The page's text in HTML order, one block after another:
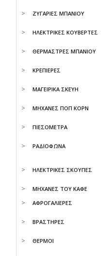
ΖΥΓΑΡΙΕΣ ΜΠΑΝΙΟΥ
ΗΛΕΚΤΡΙΚΕΣ ΚΟΥΒΕΡΤΕΣ
ΘΕΡΜΑΣΤΡΕΣ ΜΠΑΝΙΟΥ
ΚΡΕΠΙΕΡΕΣ
ΜΑΓΕΙΡΙΚΑ ΣΚΕΥΗ
ΜΗΧΑΝΕΣ ΠΟΠ ΚΟΡΝ
ΠΙΕΣΟΜΕΤΡΑ
ΡΑΔΙΟΦΩΝΑ
ΗΛΕΚΤΡΙΚΕΣ ΣΚΟΥΠΕΣ
ΜΗΧΑΝΕΣ ΤΟΥ ΚΑΦΕ
ΑΦΡΟΓΑΛΙΕΡΕΣ
ΒΡΑΣΤΗΡΕΣ
ΘΕΡΜΟΙ